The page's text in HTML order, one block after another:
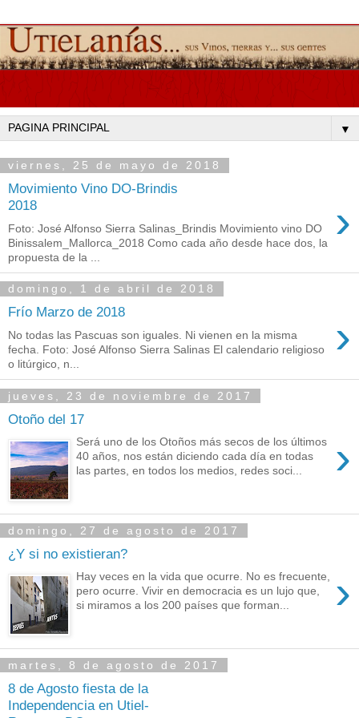
▼
viernes, 25 de mayo de 2018
Movimiento Vino DO-Brindis
2018
›
Foto: José Alfonso Sierra Salinas_Brindis Movimiento vino DO
Binissalem_Mallorca_2018 Como cada año desde hace dos, la
propuesta de la ...
domingo, 1 de abril de 2018
Frío Marzo de 2018 ›
No todas las Pascuas son iguales. Ni vienen en la misma
fecha. Foto: José Alfonso Sierra Salinas El calendario religioso
o litúrgico, n...
jueves, 23 de noviembre de 2017
Otoño del 17
›
Será uno de los Otoños más secos de los últimos
40 años, nos están diciendo cada día en todas
las partes, en todos los medios, redes soci...
domingo, 27 de agosto de 2017
¿Y si no existieran?
›
Hay veces en la vida que ocurre. No es frecuente,
pero ocurre. Vivir en democracia es un lujo que,
si miramos a los 200 países que forman...
martes, 8 de agosto de 2017
8 de Agosto fiesta de la
Independencia en Utiel-